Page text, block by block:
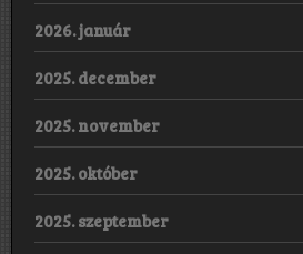
2026. január
2025. december
2025. november
2025. október
2025. szeptember